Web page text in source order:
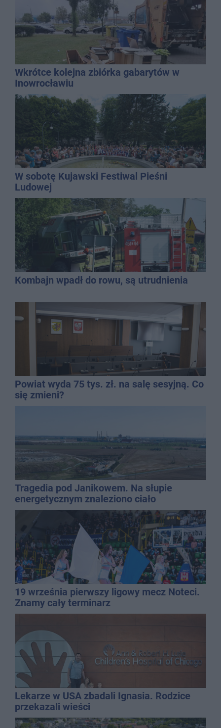
Wkrótce kolejna zbiórka gabarytów w
Inowrocławiu
W sobotę Kujawski Festiwal Pieśni
Ludowej
Kombajn wpadł do rowu, są utrudnienia
Powiat wyda 75 tys. zł. na salę sesyjną. Co
się zmieni?
Tragedia pod Janikowem. Na słupie
energetycznym znaleziono ciało
mężczyzny
19 września pierwszy ligowy mecz Noteci.
Znamy cały terminarz
Lekarze w USA zbadali Ignasia. Rodzice
przekazali wieści